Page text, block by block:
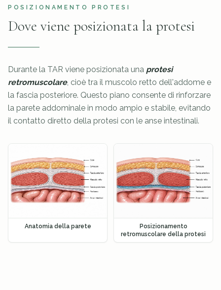
POSIZIONAMENTO PROTESI
Dove viene posizionata la protesi
Durante la TAR viene posizionata una protesi
retromuscolare, cioè tra il muscolo retto dell'addome e
la fascia posteriore. Questo piano consente di rinforzare
la parete addominale in modo ampio e stabile, evitando
il contatto diretto della protesi con le anse intestinali.
Anatomia della parete
Posizionamento
retromuscolare della protesi